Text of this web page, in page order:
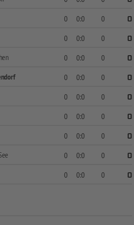
0 0:0 0
0
0 0:0 0
0
0 0:0 0
0
0 0:0 0
0
0 0:0 0
0
0 0:0 0
0
0 0:0 0
0
0 0:0 0
0
0 0:0 0 0